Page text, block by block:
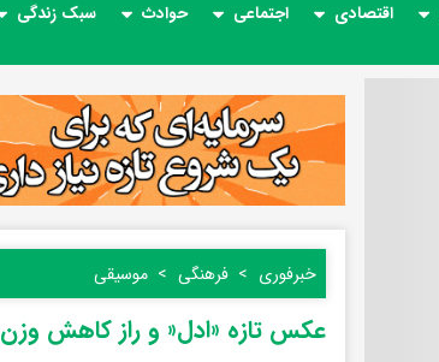
اقتصادی اجتماعی حوادث سبک زندگی
خبرفوری فرهنگی موسیقی
عکس تازه «ادل« و راز کاهش وزن ۴۵ کیلویی